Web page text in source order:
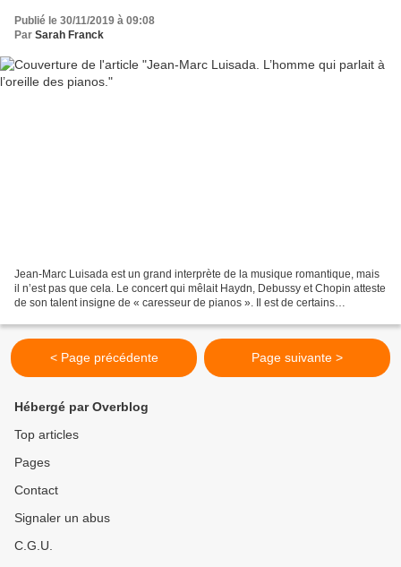
Publié le 30/11/2019 à 09:08
Par Sarah Franck
Jean-Marc Luisada est un grand interprète de la musique romantique, mais
il n’est pas que cela. Le concert qui mêlait Haydn, Debussy et Chopin atteste
de son talent insigne de « caresseur de pianos ». Il est de certains
< Page précédente Page suivante >
Hébergé par Overblog
Top articles
Pages
Contact
Signaler un abus
C.G.U.